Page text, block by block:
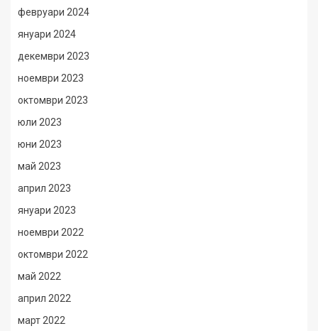
февруари 2024
януари 2024
декември 2023
ноември 2023
октомври 2023
юли 2023
юни 2023
май 2023
април 2023
януари 2023
ноември 2022
октомври 2022
май 2022
април 2022
март 2022